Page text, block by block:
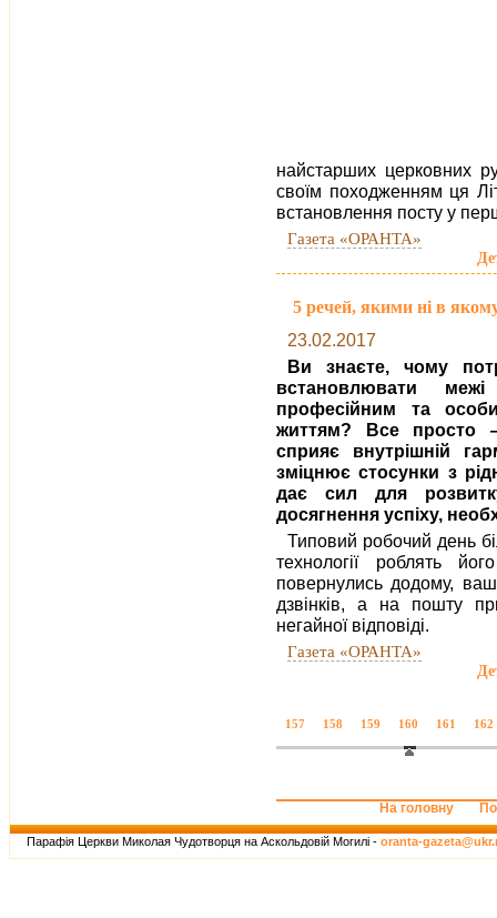
най­старших церковних
своїм походженням ця
встановлення посту у
Газета «ОРАНТА»
5 речей, якими ні в
23.02.2017
Ви знаєте, чому
встановлювати
професійним та
життям? Все просто
сприяє внутрішній
зміцнює стосунки з
дає сил для
досягнення успіху,
Типовий робочий день
технології роблять
повернулись додому,
дзвінків, а на пошту
негайної відповіді.
Газета «ОРАНТА»
157 158 159 160 161 162
На головну
Парафія Церкви Миколая Чудотворця на Аскольдовій Могилі - oranta-